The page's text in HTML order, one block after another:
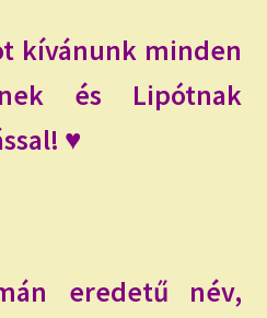
LIMITÁLT!
kívánunk minden
és Lipótnak
♥
eredetű név,